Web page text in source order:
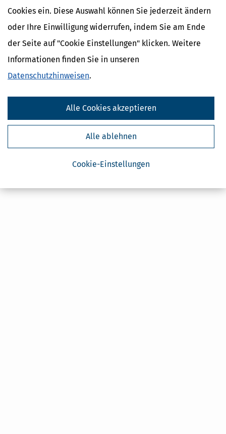
Cookies ein. Diese Auswahl können Sie jederzeit ändern
oder Ihre Einwilligung widerrufen, indem Sie am Ende
der Seite auf "Cookie Einstellungen" klicken. Weitere
Informationen finden Sie in unseren
Datenschutzhinweisen.
Cookie-Einstellungen
Alle ablehnen
Alle Cookies akzeptieren
Steuertipps Selbstständige
Ja, ich möchte die kostenlosen Newsletter
von Steuertipps abonnieren. Die
habe ich gelesen.
Meine Einwilligung kann ich jederzeit durch